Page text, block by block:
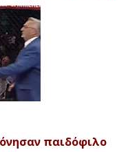
παιδόφιλο